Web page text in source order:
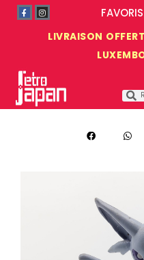
LIVRAISON
FAVORIS